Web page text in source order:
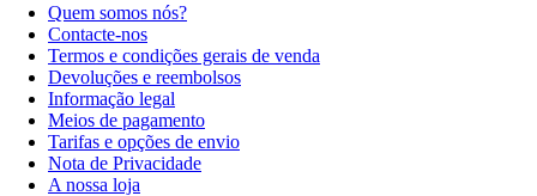
Quem somos nós?
Contacte-nos
Termos e condições gerais de venda
Devoluções e reembolsos
Informação legal
Meios de pagamento
Tarifas e opções de envio
Nota de Privacidade
A nossa loja